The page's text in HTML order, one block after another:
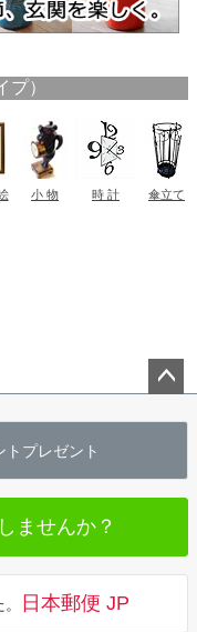
へ
トプレゼント
ませんか？
日本郵便 JP